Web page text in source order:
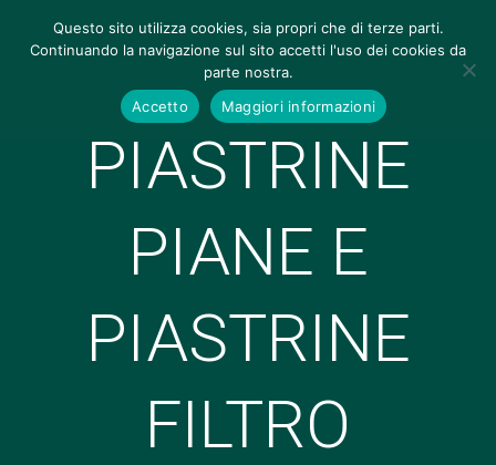
PIASTRINE
PIANE E
PIASTRINE
FILTRO
Questo sito utilizza cookies, sia propri che di terze parti.
Continuando la navigazione sul sito accetti l'uso dei cookies da
parte nostra.
Accetto
Maggiori informazioni